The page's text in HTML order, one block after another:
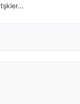
tşkler...